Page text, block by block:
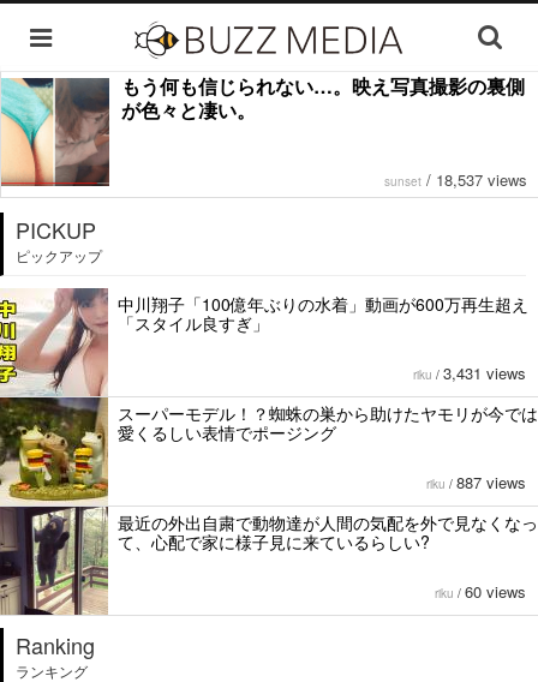
もう何も信じられない…。映え写真撮影の裏側
が色々と凄い。
sunset / 18,537 views
PICKUP
ピックアップ
中川翔子「100億年ぶりの水着」動画が600万再生超え
「スタイル良すぎ」
riku / 3,431 views
スーパーモデル！？蜘蛛の巣から助けたヤモリが今では
愛くるしい表情でポージング
riku / 887 views
最近の外出自粛で動物達が人間の気配を外で見なくなっ
て、心配で家に様子見に来ているらしい?
riku / 60 views
Ranking
ランキング